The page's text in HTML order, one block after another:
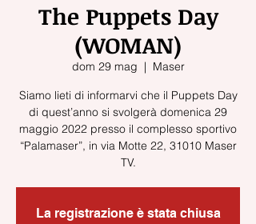
The Puppets Day
(WOMAN)
dom 29 mag
  |
Maser
Siamo lieti di informarvi che il Puppets Day
di quest’anno si svolgerà domenica 29
maggio 2022 presso il complesso sportivo
“Palamaser”, in via Motte 22, 31010 Maser
La registrazione è stata chiusa